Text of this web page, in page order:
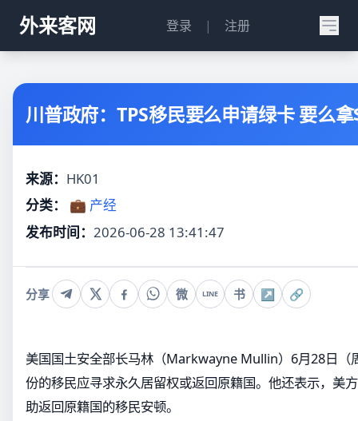
外来客网 登录 | 注册
川普政府：TPS移民要么申请绿卡 要么
来源： HK01
分类：
💼 产经
发布时间： 2026-06-28 13:41:47
分享 微 LINE 书 ↗ 🔗
美国国土安全部长马林（Markwayne Mullin）6月28日（
份的移民应寻求永久居留权或返回原籍国。他还表示，美
助返回原籍国的移民安顿。